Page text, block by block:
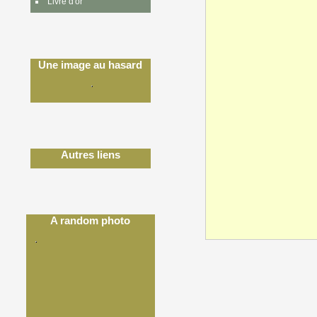
Une image au hasard
Autres liens
A random photo